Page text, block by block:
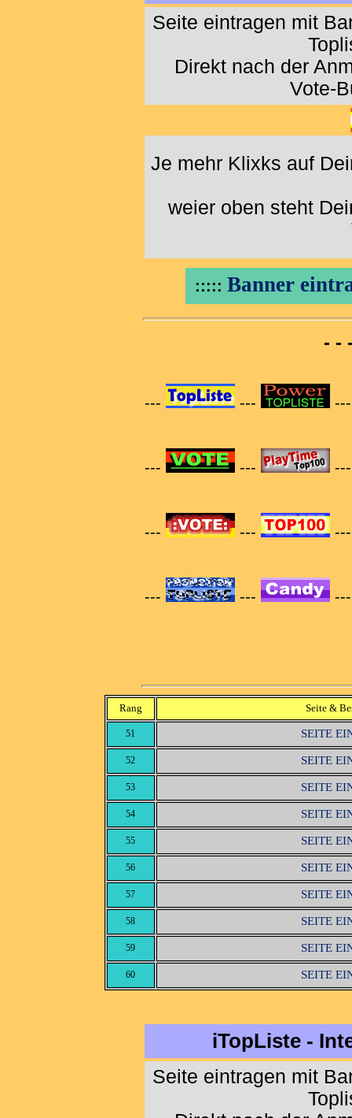
Seite eintragen mit
Direkt nach der
Vote-
Je mehr Klixks auf
weier oben steht
::::: Banner
- -
--- ---
--- ---
--- ---
--- ---
Rang Seite &
51 SEITE
52 SEITE
53 SEITE
54 SEITE
55 SEITE
56 SEITE
57 SEITE
58 SEITE
59 SEITE
60 SEITE
iTopListe -
Seite eintragen mit